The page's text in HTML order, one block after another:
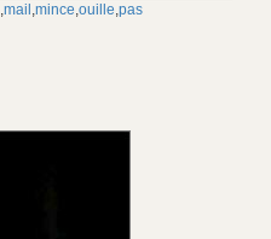
,mail ,mince,ouille,pas